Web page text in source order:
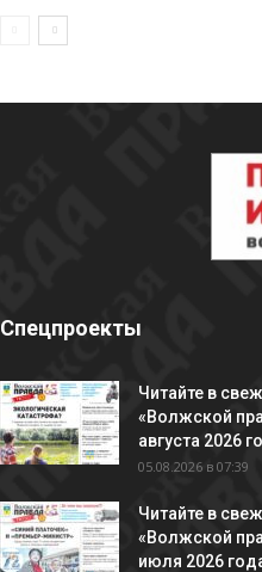
Спецпроекты
Читайте в
«Волжской
августа 2026
05.08.2026 в 07:39
Читайте в
«Волжской
июля 2026